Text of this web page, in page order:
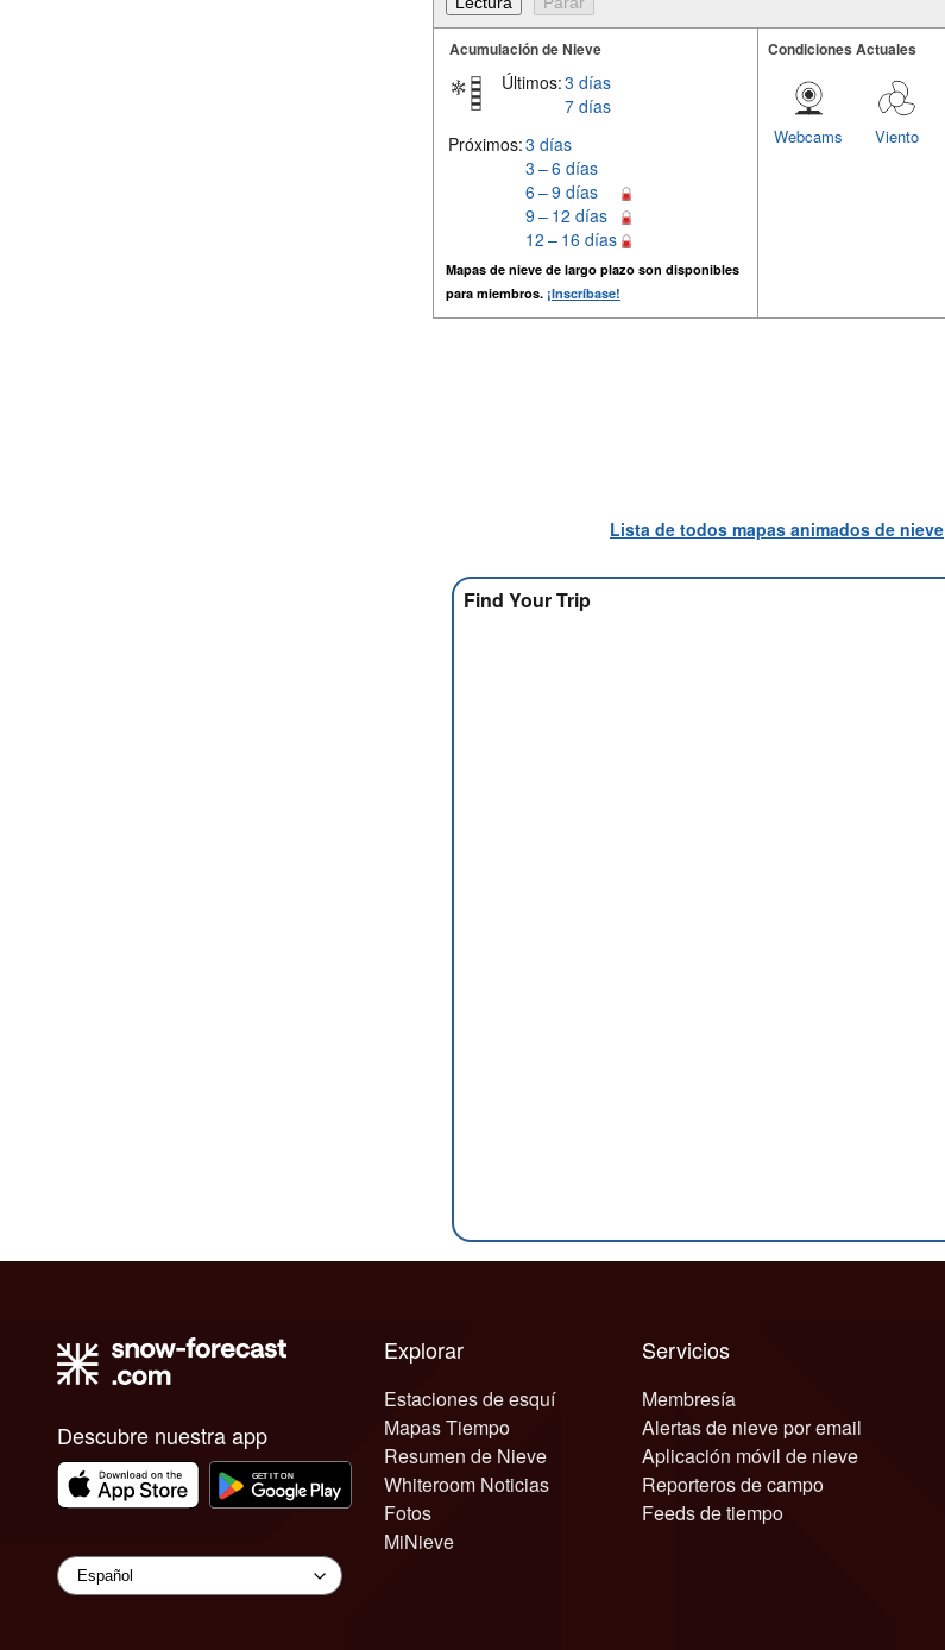
Acumulación de Nieve
Últimos:3 días
7 días
Próximos:3 días
3 – 6 días
6 – 9 días
9 – 12 días
12 – 16 días
Mapas de nieve de largo plazo son disponibles
para miembros. ¡Inscríbase!
Condiciones Actuales
Viento
Webcams
Lista de todos mapas animados de nieve
Find Your Trip
Descubre nuestra app
Explorar
Estaciones de esquí
Mapas Tiempo
Resumen de Nieve
Whiteroom Noticias
Fotos
MiNieve
Servicios
Membresía
Alertas de nieve por email
Aplicación móvil de nieve
Reporteros de campo
Feeds de tiempo